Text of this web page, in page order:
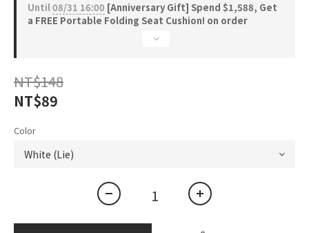
Until08/31 16:00 [Anniversary Gift] Spend $1,588, Get
a FREE Portable Folding Seat Cushion! on order
NT$148
NT$89
Color